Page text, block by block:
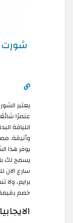
شورت
عنصرًا
اللياقة
وأنيقة.
يوفر هذا
يسمح لك
سارع الان
برايم،
خصم بقيمة 20% حتى 50 جنيه